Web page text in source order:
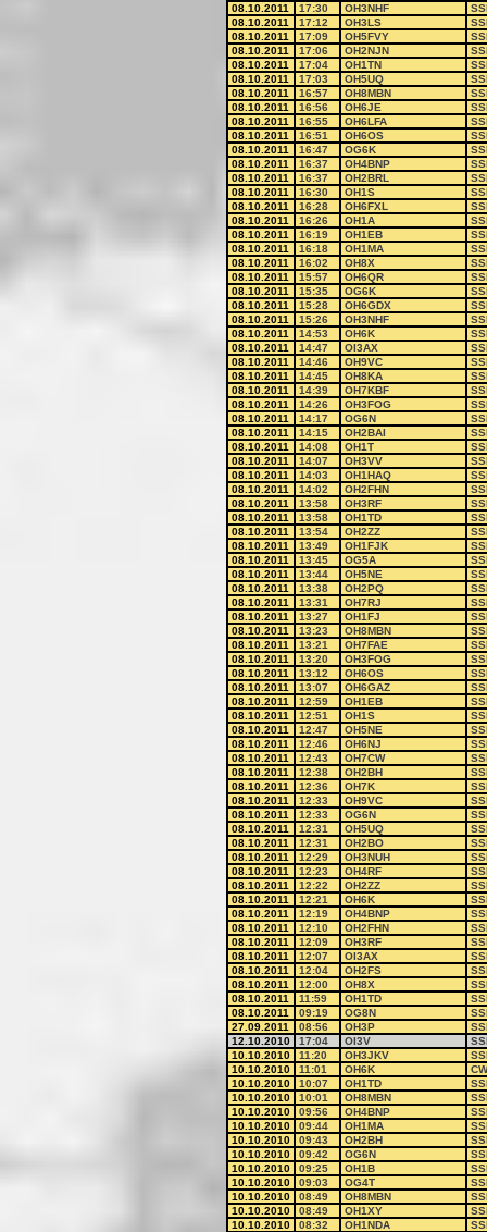
08.10.2011 17:30 OH3NHF
08.10.2011
17:12 OH3LS
08.10.2011
17:09 OH5FVY
08.10.2011
17:06 OH2NJN
08.10.2011
17:04 OH1TN
08.10.2011
17:03 OH5UQ
08.10.2011
16:57 OH8MBN
08.10.2011
16:56 OH6JE
08.10.2011
16:55 OH6LFA
08.10.2011
16:51 OH6OS
08.10.2011
16:47 OG6K
08.10.2011
16:37 OH4BNP
08.10.2011
16:37 OH2BRL
08.10.2011
16:30 OH1S
08.10.2011
16:28 OH6FXL
08.10.2011
16:26 OH1A
08.10.2011
16:19 OH1EB
08.10.2011
16:18 OH1MA
08.10.2011
16:02 OH8X
08.10.2011
15:57 OH6QR
08.10.2011
15:35 OG6K
08.10.2011
15:28 OH6GDX
08.10.2011
15:26 OH3NHF
08.10.2011
14:53 OH6K
08.10.2011
14:47 OI3AX
08.10.2011
14:46 OH9VC
08.10.2011
14:45 OH8KA
08.10.2011
14:39 OH7KBF
08.10.2011
14:26 OH3FOG
08.10.2011
14:17 OG6N
08.10.2011
14:15 OH2BAI
08.10.2011
14:08 OH1T
08.10.2011
14:07 OH3VV
08.10.2011
14:03 OH1HAQ
08.10.2011
14:02 OH2FHN
08.10.2011
13:58 OH3RF
08.10.2011
13:58 OH1TD
08.10.2011
13:54 OH2ZZ
08.10.2011
13:49 OH1FJK
08.10.2011
13:45 OG5A
08.10.2011
13:44 OH5NE
08.10.2011
13:38 OH2PQ
08.10.2011
13:31 OH7RJ
08.10.2011
13:27 OH1FJ
08.10.2011
13:23 OH8MBN
08.10.2011
13:21 OH7FAE
08.10.2011
13:20 OH3FOG
08.10.2011
13:12 OH6OS
08.10.2011
13:07 OH6GAZ
08.10.2011
12:59 OH1EB
08.10.2011
12:51 OH1S
08.10.2011
12:47 OH5NE
08.10.2011
12:46 OH6NJ
08.10.2011
12:43 OH7CW
08.10.2011
12:38 OH2BH
08.10.2011
12:36 OH7K
08.10.2011
12:33 OH9VC
08.10.2011
12:33 OG6N
08.10.2011
12:31 OH5UQ
08.10.2011
12:31 OH2BO
08.10.2011
12:29 OH3NUH
08.10.2011
12:23 OH4RF
08.10.2011
12:22 OH2ZZ
08.10.2011
12:21 OH6K
08.10.2011
12:19 OH4BNP
08.10.2011
12:10 OH2FHN
08.10.2011
12:09 OH3RF
08.10.2011
12:07 OI3AX
08.10.2011
12:04 OH2FS
08.10.2011
12:00 OH8X
08.10.2011
11:59 OH1TD
08.10.2011
09:19 OG8N
27.09.2011
08:56 OH3P
12.10.2010
17:04 OI3V
10.10.2010
11:20 OH3JKV
10.10.2010
11:01 OH6K
CW
10.10.2010
10:07 OH1TD
10.10.2010
10:01 OH8MBN
10.10.2010
09:56 OH4BNP
10.10.2010
09:44 OH1MA
10.10.2010
09:43 OH2BH
10.10.2010
09:42 OG6N
10.10.2010
09:25 OH1B
10.10.2010
09:03 OG4T
10.10.2010
08:49 OH8MBN
10.10.2010
08:49 OH1XY
10.10.2010
08:32 OH1NDA